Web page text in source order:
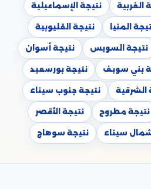
الغربية نتيجة الإسماعيلية
المنيا نتيجة القليوبية
نتيجة السويس نتيجة أسوان
بني سويف نتيجة بورسعيد
الشرقية نتيجة جنوب سيناء
نتيجة مطروح نتيجة الأقصر
سيناء نتيجة سوهاج